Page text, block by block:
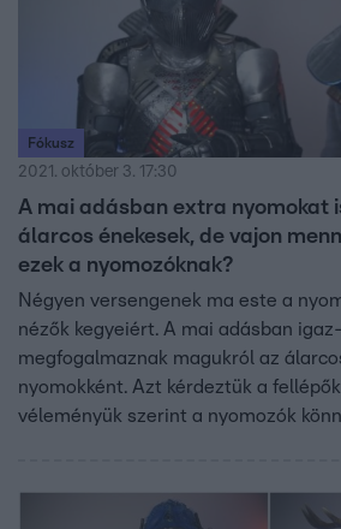
Fókusz
2021. október 3. 17:30
A mai adásban extra nyomokat
álarcos énekesek, de vajon
ezek a nyomozóknak?
Négyen versengenek ma este a
nézők kegyeiért. A mai adásban
megfogalmaznak magukról az
nyomokként. Azt kérdeztük a
véleményük szerint a nyomozók